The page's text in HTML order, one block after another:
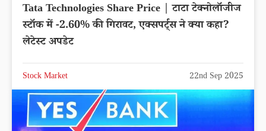
Tata Technologies Share Price | टाटा टेक्नोलॉजीज
स्टॉक में -2.60% की गिरावट, एक्सपर्ट्स ने क्या कहा?
लेटेस्ट अपडेट
Stock Market 22nd Sep 2025